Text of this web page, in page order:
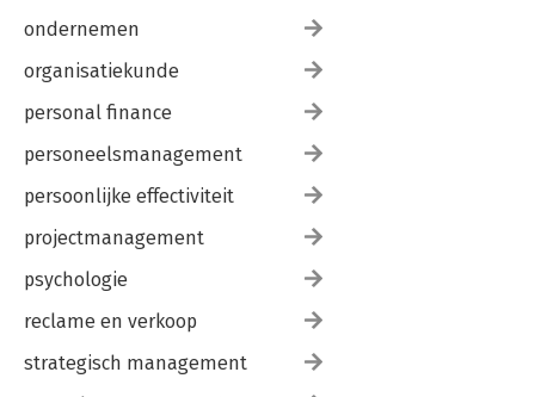
ondernemen
organisatiekunde
personal finance
personeelsmanagement
persoonlijke effectiviteit
projectmanagement
psychologie
reclame en verkoop
strategisch management